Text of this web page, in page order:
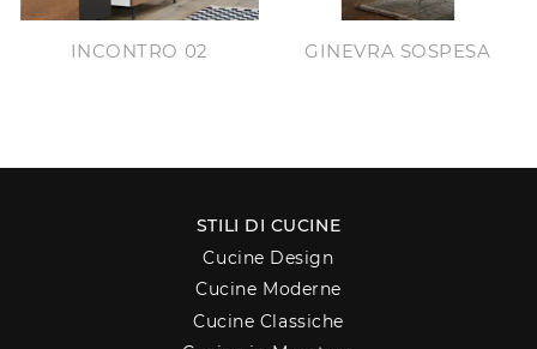
INCONTRO 02 GINEVRA SOSPESA
STILI DI CUCINE
Cucine Design
Cucine Moderne
Cucine Classiche